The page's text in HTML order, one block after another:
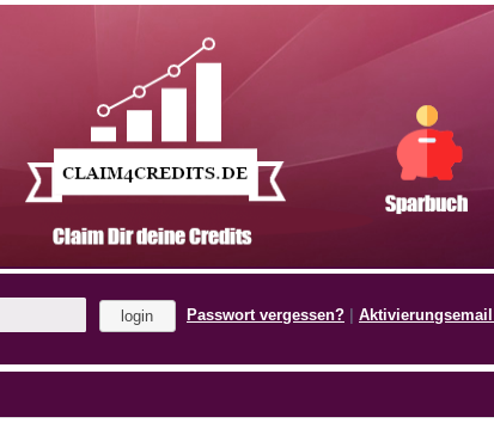
Passwort vergessen?|